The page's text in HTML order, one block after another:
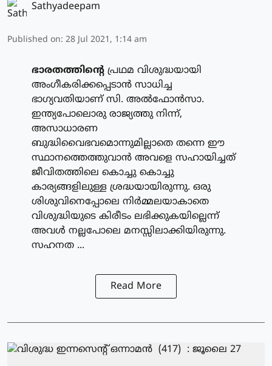
Sathyadeepam
Published on: 28 Jul 2021, 1:14 am
ഭാരതത്തിന്റെ പ്രഥമ വിശുദ്ധയായി
അംഗീകരിക്കപ്പെടാന്‍ സാധിച്ച
ഭാഗ്യവതിയാണ് സി. അല്‍ഫോന്‍സാ.
ഇന്ത്യപോലൊരു രാജ്യത്തു നിന്ന്,
അസാധാരണ
ബുദ്ധിവൈഭവമൊന്നുമില്ലാതെ തന്നെ ഈ
സ്ഥാനത്തെത്തുവാന്‍ അവളെ സഹായിച്ചത്
ജീവിതത്തിലെ കൊച്ചു കൊച്ചു
കാര്യങ്ങളിലുള്ള ശ്രദ്ധയായിരുന്നു. ഒരു
ശിശുവിനെപ്പോലെ നിര്‍മ്മലയാകാതെ
വിശുദ്ധിയുടെ കിരീടം ലഭിക്കുകയില്ലെന്ന്
അവള്‍ നല്ലപോലെ മനസ്സിലാക്കിയിരുന്നു.
സഹനത ...
Read More